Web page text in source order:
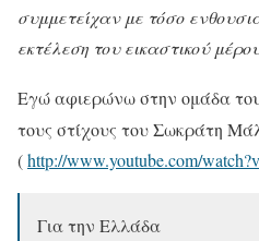
συμμετείχαν με τόσο
εκτέλεση του εικαστικού
Εγώ αφιερώνω στην ομάδα
τους στίχους του Σωκράτη
(http://www.youtube.com/
Για την Ελλάδα